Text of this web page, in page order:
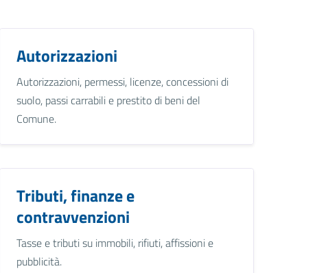
Autorizzazioni
Autorizzazioni, permessi, licenze, concessioni di
suolo, passi carrabili e prestito di beni del
Comune.
Tributi, finanze e
contravvenzioni
Tasse e tributi su immobili, rifiuti, affissioni e
pubblicità.